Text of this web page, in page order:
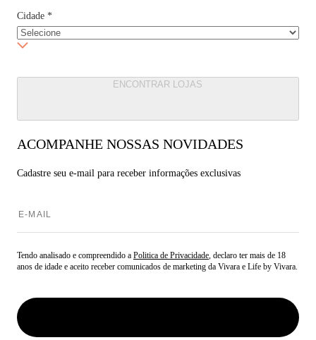
Cidade *
ENCONTRAR LOJAS
ACOMPANHE NOSSAS NOVIDADES
Cadastre seu e-mail para receber informações exclusivas
Tendo analisado e compreendido a Politica de Privacidade , declaro ter mais de 18
anos de idade e aceito receber comunicados de marketing da Vivara e Life by Vivara.